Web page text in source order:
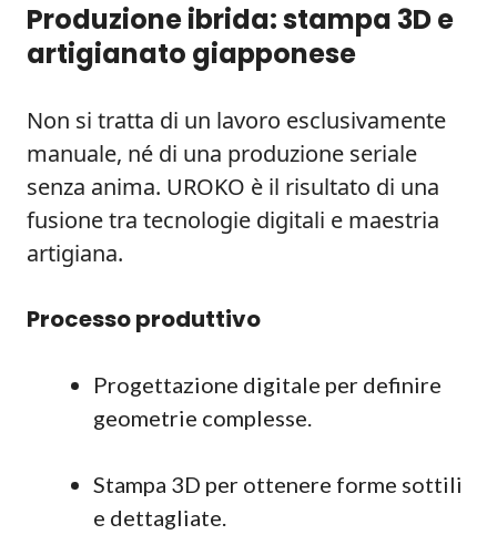
Produzione ibrida: stampa 3D e
artigianato giapponese
Non si tratta di un lavoro esclusivamente
manuale, né di una produzione seriale
senza anima. UROKO è il risultato di una
fusione tra tecnologie digitali e maestria
artigiana.
Processo produttivo
Progettazione digitale per definire
geometrie complesse.
Stampa 3D per ottenere forme sottili
e dettagliate.